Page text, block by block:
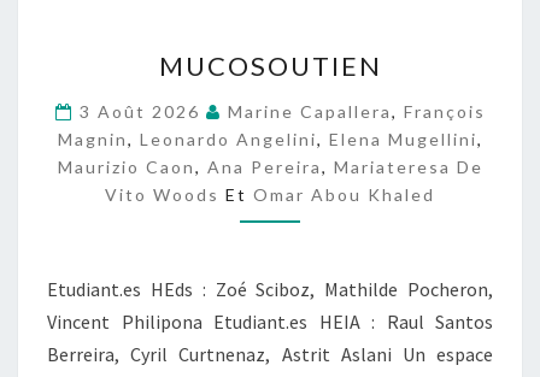
U
O
S
O
U
T
E
MUCOSOUTIEN
3 Août 2026 Marine Capallera, François
Magnin, Leonardo Angelini, Elena Mugellini,
Maurizio Caon, Ana Pereira, Mariateresa De
Vito Woods Et Omar Abou Khaled
Etudiant.es HEds : Zoé Sciboz, Mathilde Pocheron,
Vincent Philipona Etudiant.es HEIA : Raul Santos
Berreira, Cyril Curtnenaz, Astrit Aslani Un espace